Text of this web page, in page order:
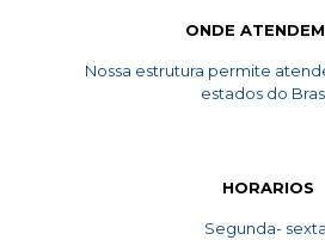
ONDE
Nossa estrutura permite
estados do
HORARIOS
Segunda-